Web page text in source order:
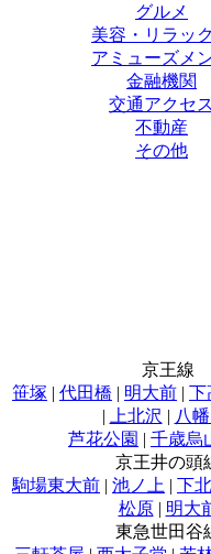
グルメ
美容・リラッ
アミューズメ
金融機関
交通アクセス
不動産
その他
京王線
笹塚 | 代田橋 | 明大前 | 下
|
上北沢 | 八
芦花公園 | 千歳烏
京王井の頭
駒場東大前 | 池ノ上 | 下
松原| 明大
東急世田谷